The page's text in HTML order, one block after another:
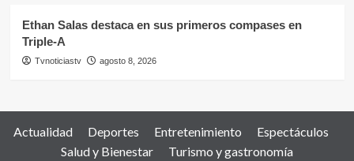
Ethan Salas destaca en sus primeros compases en
Triple-A
Tvnoticiastv agosto 8, 2026
Actualidad Deportes Entretenimiento
Espectáculos
Salud y Bienestar
Turismo y gastronomía